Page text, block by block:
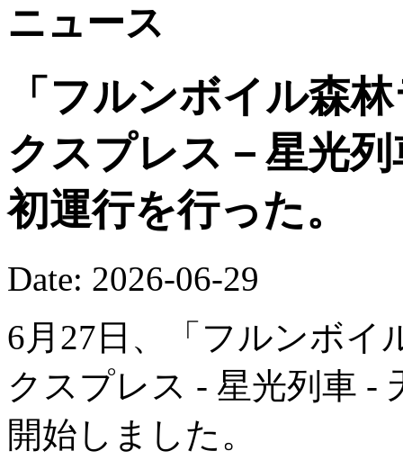
ニュース
「フルンボイル森
クスプレス－星光
初運行を行った。
Date: 2026-06-29
6月27日、「フルンボイ
クスプレス - 星光列車 -
開始しました。